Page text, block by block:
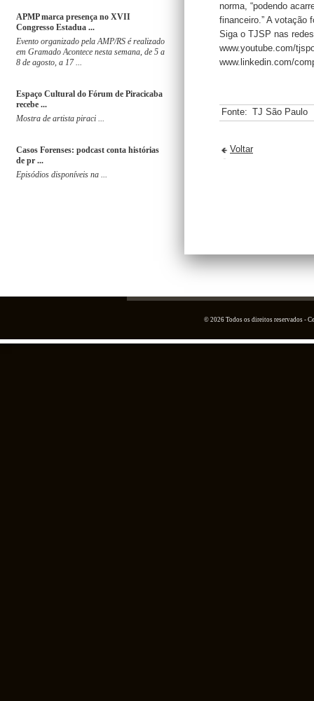
APMP marca presença no XVII
Congresso Estadua ...
Evento organizado pela AMP/RS é realizado
em Gramado Acontece nesta semana, de 5 a
8 de agosto, a 17 ...
Espaço Cultural do Fórum de Piracicaba
recebe ...
Mostra de artista piraci ...
Casos Forenses: podcast conta histórias
de pr ...
Episódios disponíveis na ...
norma, “podendo
financeiro.” A votação
Siga o TJSP nas
www.youtube.com/
www.linkedin.com/
Fonte: TJ São Paulo
Voltar
© 2026 Todos os direitos reservados -